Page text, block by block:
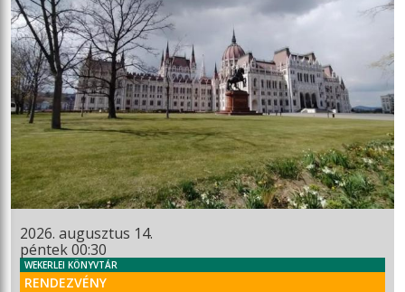
2026. augusztus 14.
péntek 00:30
WEKERLEI KÖNYVTÁR
RENDEZVÉNY